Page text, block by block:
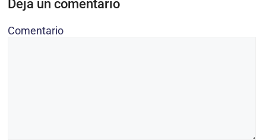
Deja un comentario
Comentario